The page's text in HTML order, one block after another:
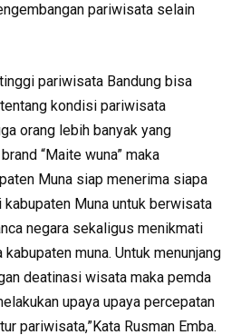
pariwisata selain
pariwisata Bandung bisa
kondisi pariwisata
orang lebih banyak yang
“Maite wuna” maka
Muna siap menerima siapa
kabupaten Muna untuk berwisata
negara sekaligus menikmati
muna. Untuk menunjang
deatinasi wisata maka pemda
upaya upaya percepatan
pariwisata,”Kata Rusman Emba.